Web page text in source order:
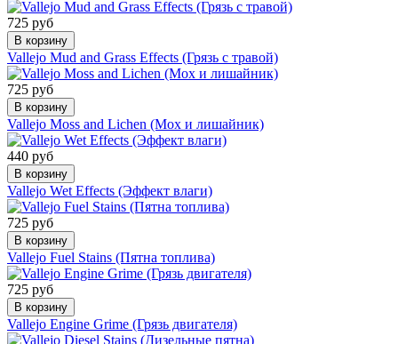
725 руб
В корзину
Vallejo Mud and Grass Effects (Грязь с травой)
725 руб
В корзину
Vallejo Moss and Lichen (Мох и лишайник)
440 руб
В корзину
Vallejo Wet Effects (Эффект влаги)
725 руб
В корзину
Vallejo Fuel Stains (Пятна топлива)
725 руб
В корзину
Vallejo Engine Grime (Грязь двигателя)